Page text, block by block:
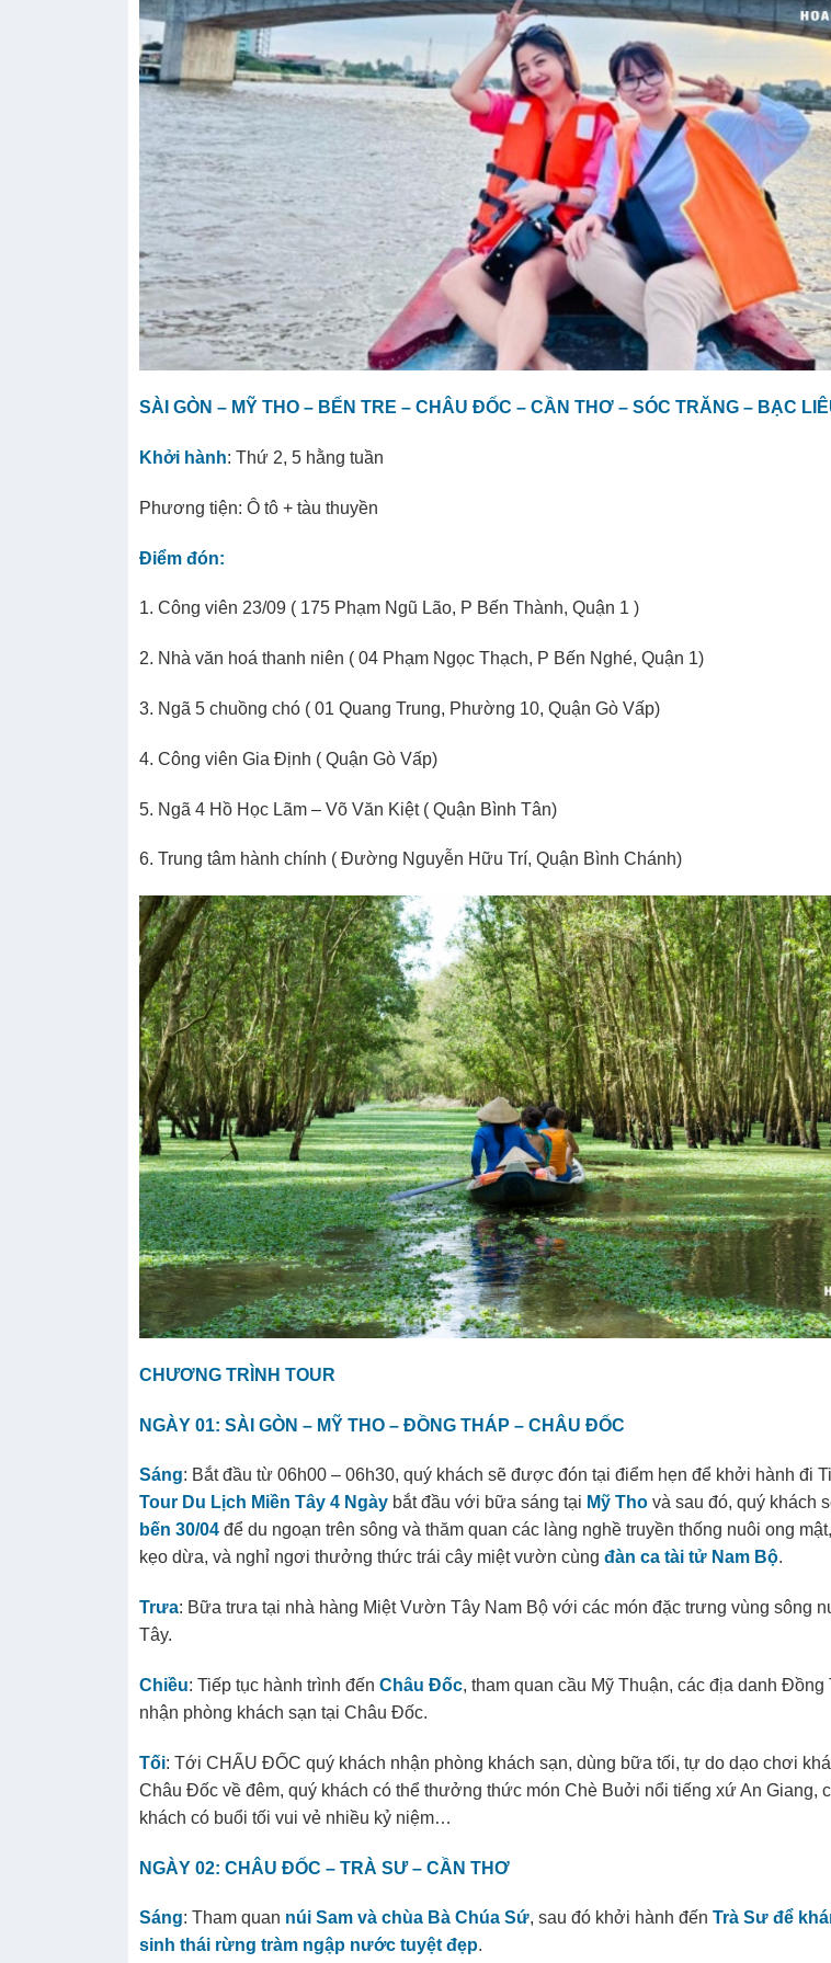
SÀI GÒN – MỸ THO – BẾN TRE – CHÂU ĐỐC – CẦN THƠ – SÓC TRĂNG – BẠC
Khởi hành: Thứ 2, 5 hằng tuần
Phương tiện: Ô tô + tàu thuyền
Điểm đón:
1. Công viên 23/09 ( 175 Phạm Ngũ Lão, P Bến Thành, Quận 1 )
2. Nhà văn hoá thanh niên ( 04 Phạm Ngọc Thạch, P Bến Nghé, Quận 1)
3. Ngã 5 chuồng chó ( 01 Quang Trung, Phường 10, Quận Gò Vấp)
4. Công viên Gia Định ( Quận Gò Vấp)
5. Ngã 4 Hồ Học Lãm – Võ Văn Kiệt ( Quận Bình Tân)
6. Trung tâm hành chính ( Đường Nguyễn Hữu Trí, Quận Bình Chánh)
CHƯƠNG TRÌNH TOUR
NGÀY 01: SÀI GÒN – MỸ THO – ĐỒNG THÁP – CHÂU ĐỐC
Sáng: Bắt đầu từ 06h00 – 06h30, quý khách sẽ được đón tại điểm hẹn để khởi hành đi
Tour Du Lịch Miền Tây 4 Ngày bắt đầu với bữa sáng tại Mỹ Thovà sau đó, quý khách
bến 30/04 để du ngoạn trên sông và thăm quan các làng nghề truyền thống nuôi ong
kẹo dừa, và nghỉ ngơi thưởng thức trái cây miệt vườn cùngđàn ca tài tử Nam Bộ.
Trưa: Bữa trưa tại nhà hàng Miệt Vườn Tây Nam Bộ với các món đặc trưng vùng sông
Tây.
Chiều: Tiếp tục hành trình đếnChâu Đốc, tham quan cầu Mỹ Thuận, các địa danh Đồng
nhận phòng khách sạn tại Châu Đốc.
Tối: Tới CHẤU ĐỐC quý khách nhận phòng khách sạn, dùng bữa tối, tự do dạo chơi
Châu Đốc về đêm, quý khách có thể thưởng thức món Chè Buởi nổi tiếng xứ An Giang,
khách có buổi tối vui vẻ nhiều kỷ niệm…
NGÀY 02: CHÂU ĐỐC – TRÀ SƯ – CẦN THƠ
Sáng: Tham quan núi Sam và chùa Bà Chúa Sứ, sau đó khởi hành đếnTrà Sư để
sinh thái rừng tràm ngập nước tuyệt đẹp.